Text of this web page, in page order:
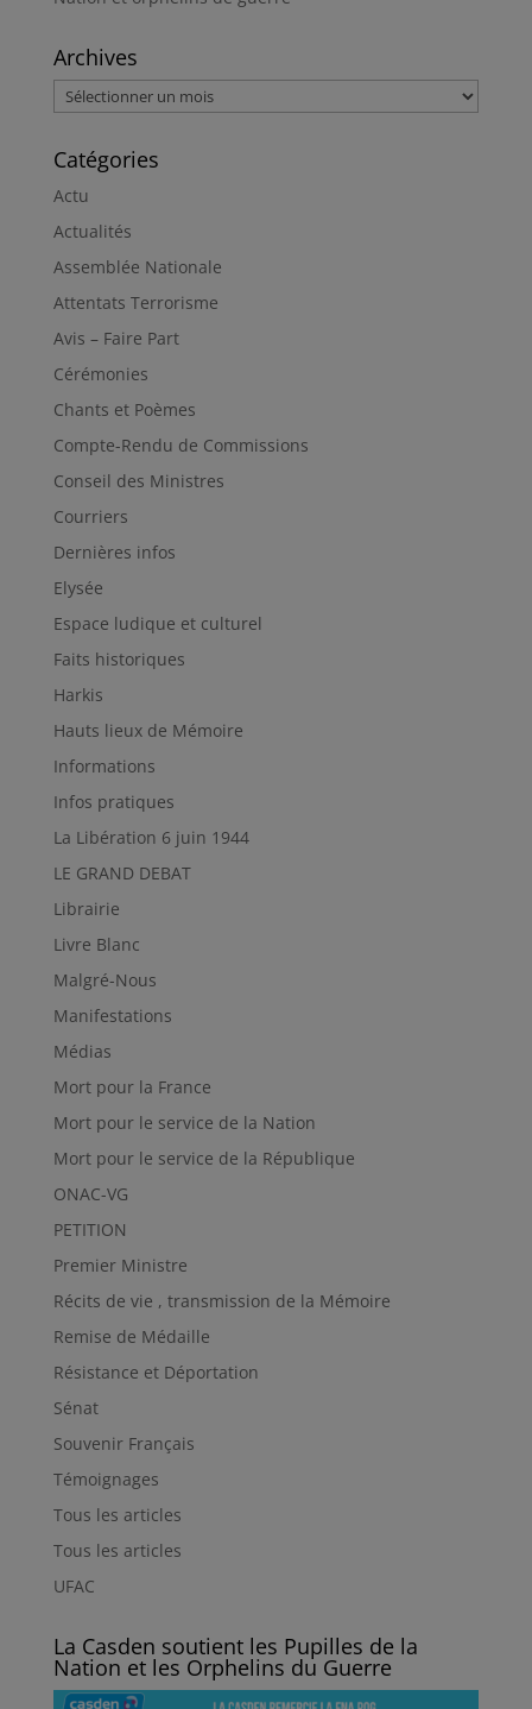
Archives
Archives
Catégories
Actu
Actualités
Assemblée Nationale
Attentats Terrorisme
Avis – Faire Part
Cérémonies
Chants et Poèmes
Compte-Rendu de Commissions
Conseil des Ministres
Courriers
Dernières infos
Elysée
Espace ludique et culturel
Faits historiques
Harkis
Hauts lieux de Mémoire
Informations
Infos pratiques
La Libération 6 juin 1944
LE GRAND DEBAT
Librairie
Livre Blanc
Malgré-Nous
Manifestations
Médias
Mort pour la France
Mort pour le service de la Nation
Mort pour le service de la République
ONAC-VG
PETITION
Premier Ministre
Récits de vie , transmission de la Mémoire
Remise de Médaille
Résistance et Déportation
Sénat
Souvenir Français
Témoignages
Tous les articles
Tous les articles
UFAC
La Casden soutient les Pupilles de la
Nation et les Orphelins du Guerre